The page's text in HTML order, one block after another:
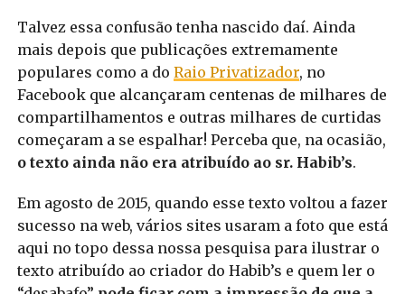
Talvez essa confusão tenha nascido daí. Ainda
mais depois que publicações extremamente
populares como a do Raio Privatizador, no
Facebook que alcançaram centenas de milhares de
compartilhamentos e outras milhares de curtidas
começaram a se espalhar! Perceba que, na ocasião,
o texto ainda não era atribuído ao sr. Habib’s.
Em agosto de 2015, quando esse texto voltou a fazer
sucesso na web, vários sites usaram a foto que está
aqui no topo dessa nossa pesquisa para ilustrar o
texto atribuído ao criador do Habib’s e quem ler o